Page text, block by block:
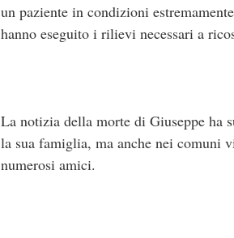
un paziente in condizioni
hanno eseguito i rilievi necessari a
La notizia della morte di Giuseppe ha
la sua famiglia, ma anche nei comuni
numerosi amici.